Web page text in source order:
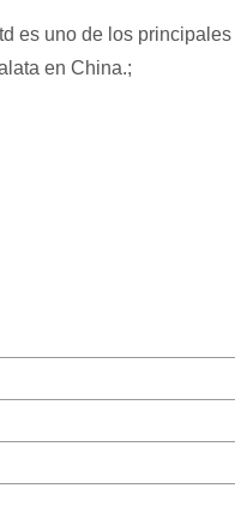
es uno de los principales
en China.;